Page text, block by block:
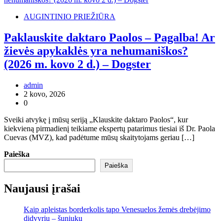
AUGINTINIO PRIEŽIŪRA
Paklauskite daktaro Paolos – Pagalba! Ar
žievės apykaklės yra nehumaniškos?
(2026 m. kovo 2 d.) – Dogster
admin
2 kovo, 2026
0
Sveiki atvykę į mūsų seriją „Klauskite daktaro Paolos“, kur
kiekvieną pirmadienį teikiame ekspertų patarimus tiesiai iš Dr. Paola
Cuevas (MVZ), kad padėtume mūsų skaitytojams geriau […]
Paieška
Paieška
Naujausi įrašai
Kaip apleistas borderkolis tapo Venesuelos žemės drebėjimo
didvyriu – šuniuku